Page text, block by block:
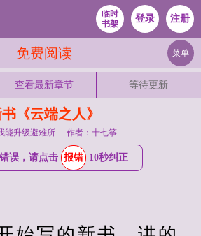
临时
书架
登录 注册
免费阅读 菜单
查看最新章节 等待更新
《云端之人》
能升级避难所 作者：十七筝
误，请点击 报错 10秒纠正